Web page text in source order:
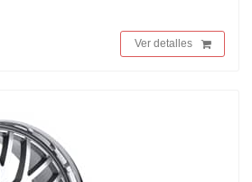
Ver detalles